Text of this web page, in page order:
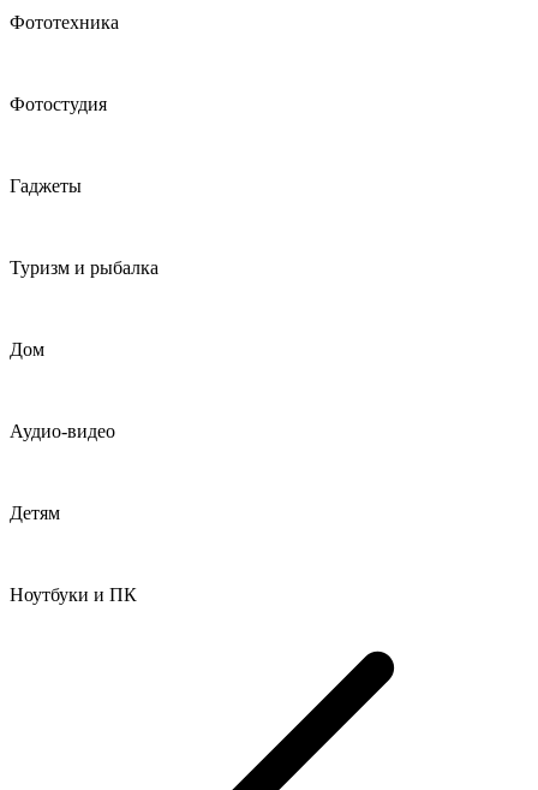
Фототехника
Фотостудия
Гаджеты
Туризм и рыбалка
Дом
Аудио-видео
Детям
Ноутбуки и ПК